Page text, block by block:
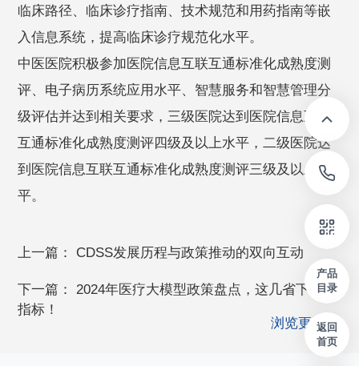
临床路径、临床诊疗指南、技术规范和用药指南等嵌
入信息系统，提高临床诊疗规范化水平。
中医医院积极参加医院信息互联互通标准化成熟度测
评、电子病历系统应用水平、智慧服务和智慧管理分
级评估并达到相关要求，三级医院达到医院信息互联
互通标准化成熟度测评四级及以上水平，二级医院达
到医院信息互联互通标准化成熟度测评三级及以上水
平。
上一篇： CDSS发展历程与政策推动的双向互动
下一篇：2024年医疗大模型政策盘点，这几省下了硬
指标！
浏览更多>>
产品
目录
返回
首页